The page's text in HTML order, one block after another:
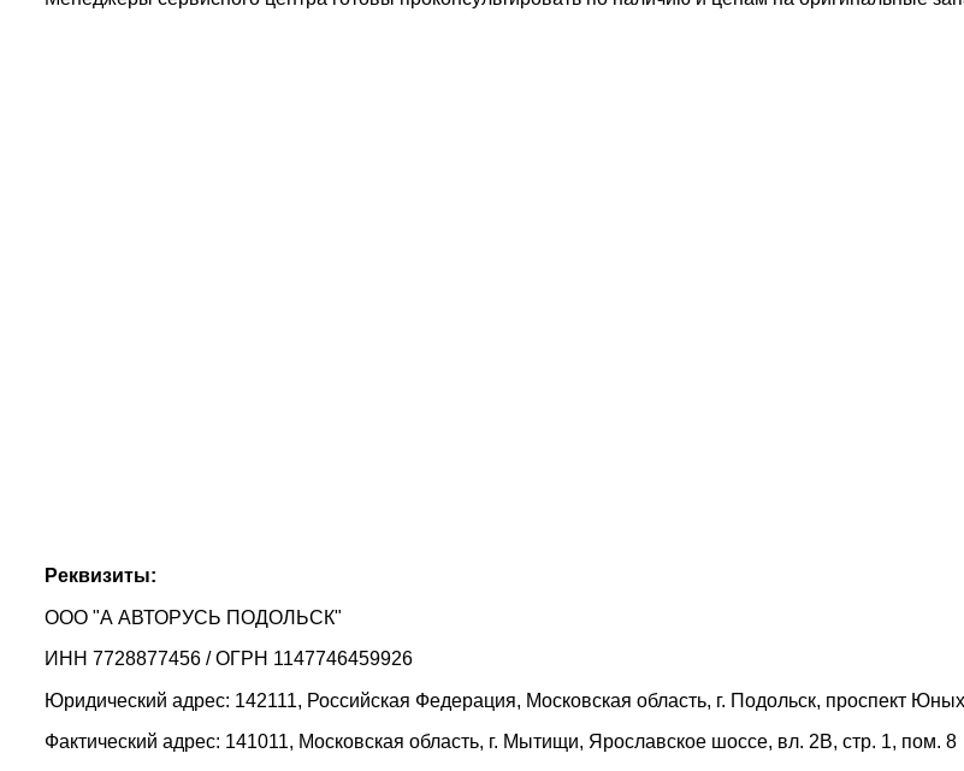
Реквизиты:
ООО "А АВТОРУСЬ ПОДОЛЬСК"
ИНН 7728877456 / ОГРН 1147746459926
Юридический адрес: 142111, Российская Федерация, Московская область, г. Подольск, проспект
Фактический адрес: 141011, Московская область, г. Мытищи, Ярославское шоссе, вл. 2В, стр. 1, пом. 8